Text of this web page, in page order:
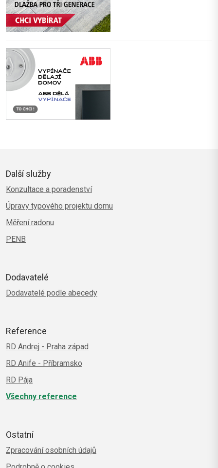
Další služby
Konzultace a poradenství
Úpravy typového projektu domu
Měření radonu
PENB
Dodavatelé
Dodavatelé podle abecedy
Reference
RD Andrej - Praha západ
RD Anife - Příbramsko
RD Pája
Všechny reference
Ostatní
Zpracování osobních údajů